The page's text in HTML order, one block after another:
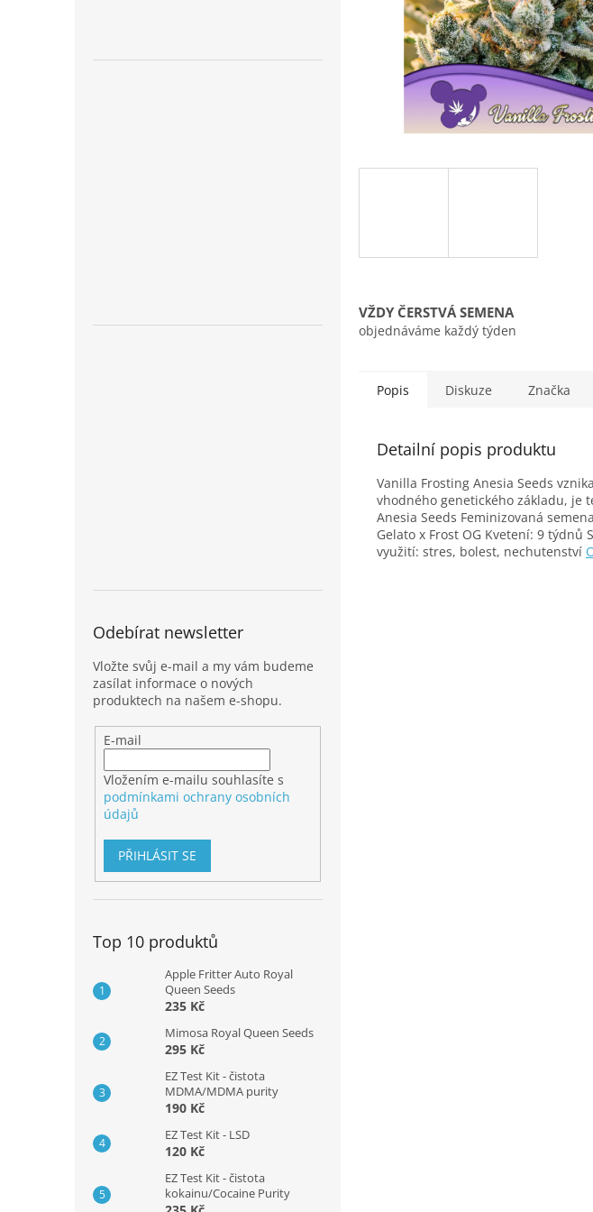
Odebírat newsletter
Vložte svůj e-mail a my vám budeme
zasílat informace o nových
produktech na našem e-shopu.
E-mail
Vložením e-mailu souhlasíte s
podmínkami ochrany osobních
údajů
PŘIHLÁSIT SE
Top 10 produktů
Apple Fritter Auto Royal
Queen Seeds
235 Kč
Mimosa Royal Queen Seeds
295 Kč
EZ Test Kit - čistota
MDMA/MDMA purity
190 Kč
EZ Test Kit - LSD
120 Kč
EZ Test Kit - čistota
kokainu/Cocaine Purity
VŽDY ČERSTVÁ SEMENA
objednáváme každý týden
Popis Diskuze Značka
Detailní popis produktu
Vanilla Frosting Anesia Seeds
vhodného genetického základu, je
Anesia Seeds Feminizovaná
Gelato x Frost OG Kvetení: 9 týdnů
využití: stres, bolest, nechutenství